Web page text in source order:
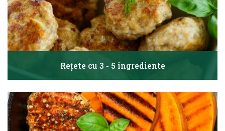
Rețete cu 3 - 5 ingrediente